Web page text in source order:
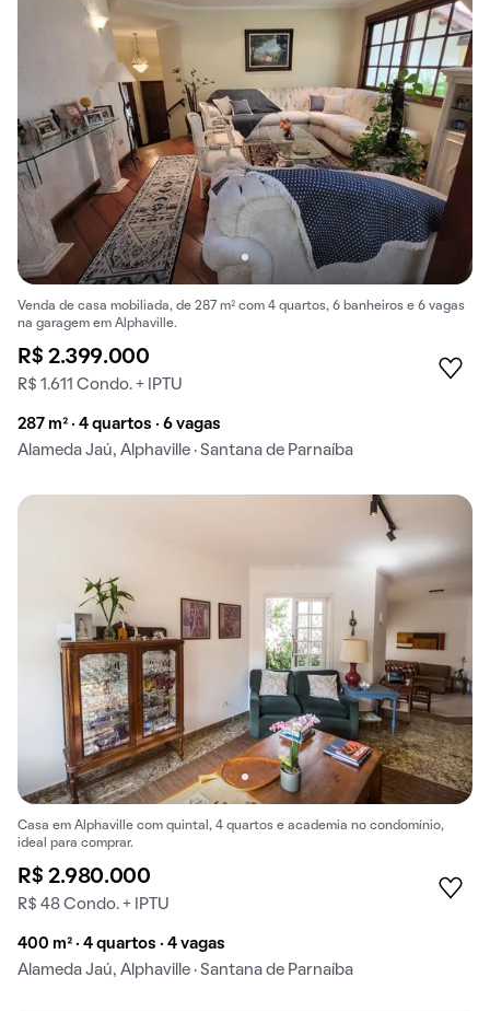
Venda de casa mobiliada, de 287 m² com 4 quartos, 6 banheiros e 6 vagas
na garagem em Alphaville.
R$ 2.399.000
R$ 1.611 Condo. + IPTU
287 m² · 4 quartos · 6 vagas
Alameda Jaú, Alphaville · Santana de Parnaíba
Casa em Alphaville com quintal, 4 quartos e academia no condomínio,
ideal para comprar.
R$ 2.980.000
R$ 48 Condo. + IPTU
400 m² · 4 quartos · 4 vagas
Alameda Jaú, Alphaville · Santana de Parnaíba